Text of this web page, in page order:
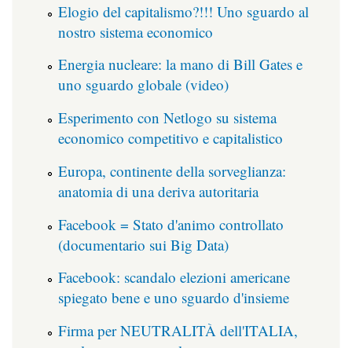
Elogio del capitalismo?!!! Uno sguardo al
nostro sistema economico
Energia nucleare: la mano di Bill Gates e
uno sguardo globale (video)
Esperimento con Netlogo su sistema
economico competitivo e capitalistico
Europa, continente della sorveglianza:
anatomia di una deriva autoritaria
Facebook = Stato d'animo controllato
(documentario sui Big Data)
Facebook: scandalo elezioni americane
spiegato bene e uno sguardo d'insieme
Firma per NEUTRALITÀ dell'ITALIA,